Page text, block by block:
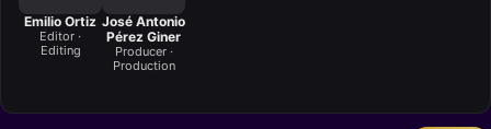
Emilio Ortiz
Editor ·
Editing
José Antonio
Pérez Giner
Producer ·
Production